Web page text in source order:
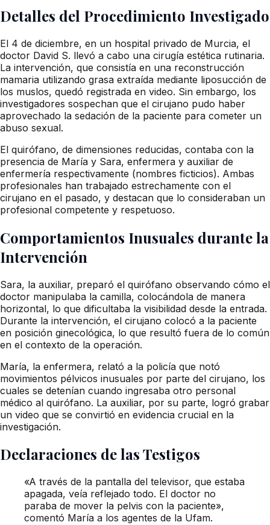
Detalles del Procedimiento Investigado
El 4 de diciembre, en un hospital privado de Murcia, el
doctor David S. llevó a cabo una cirugía estética rutinaria.
La intervención, que consistía en una reconstrucción
mamaria utilizando grasa extraída mediante liposucción de
los muslos, quedó registrada en video. Sin embargo, los
investigadores sospechan que el cirujano pudo haber
aprovechado la sedación de la paciente para cometer un
abuso sexual.
El quirófano, de dimensiones reducidas, contaba con la
presencia de María y Sara, enfermera y auxiliar de
enfermería respectivamente (nombres ficticios). Ambas
profesionales han trabajado estrechamente con el
cirujano en el pasado, y destacan que lo consideraban un
profesional competente y respetuoso.
Comportamientos Inusuales durante la
Intervención
Sara, la auxiliar, preparó el quirófano observando cómo el
doctor manipulaba la camilla, colocándola de manera
horizontal, lo que dificultaba la visibilidad desde la entrada.
Durante la intervención, el cirujano colocó a la paciente
en posición ginecológica, lo que resultó fuera de lo común
en el contexto de la operación.
María, la enfermera, relató a la policía que notó
movimientos pélvicos inusuales por parte del cirujano, los
cuales se detenían cuando ingresaba otro personal
médico al quirófano. La auxiliar, por su parte, logró grabar
un video que se convirtió en evidencia crucial en la
investigación.
Declaraciones de las Testigos
«A través de la pantalla del televisor, que estaba
apagada, veía reflejado todo. El doctor no
paraba de mover la pelvis con la paciente»,
comentó María a los agentes de la Ufam.